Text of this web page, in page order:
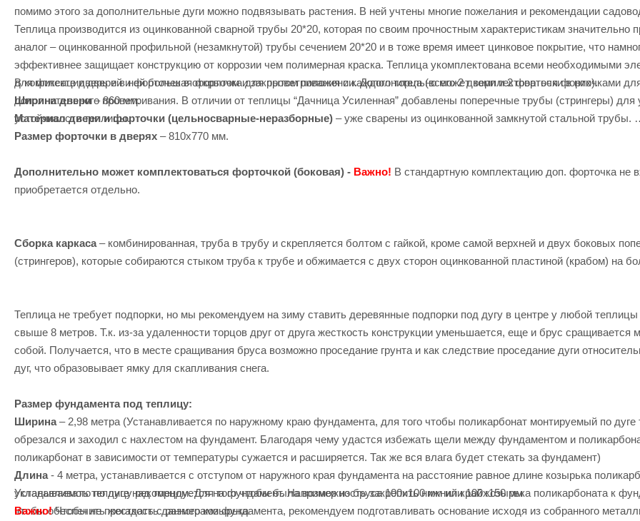
помимо этого за дополнительные дуги можно подвязывать растения. В ней учтены многие пожелания и рекомендации
Теплица производится из оцинкованной сварной трубы 20*20, которая по своим прочностным характеристикам значительно
аналог – оцинкованной профильной (незамкнутой) трубы сечением 20*20 и в тоже время имеет цинковое покрытие, что
эффективнее защищает конструкцию от коррозии чем полимерная краска. Теплица укомплектована всеми необходимыми
для фиксации дверей и форточек в открытом и закрытом положении. Дополнительно может комплектоваться форточками
дополнительного проветривания. В отличии от теплицы “Дачница Усиленная” добавлены поперечные трубы (стрингеры) для
устойчивости теплицы.
В комплекте дверь и в ней большая форточка для проветривания с каждого торца (всего 2 двери и 2 форточки в них).
Ширина двери– 860 мм.
Материал двери и форточки (цельносварные-неразборные) – уже сварены из оцинкованной замкнутой стальной трубы.
Размер форточки в дверях – 810х770 мм.
Дополнительно может комплектоваться форточкой (боковая) - Важно! В стандартную комплектацию доп. форточка не
приобретается отдельно.
Сборка каркаса – комбинированная, труба в трубу и скрепляется болтом с гайкой, кроме самой верхней и двух боковых
(стрингеров), которые собираются стыком труба к трубе и обжимается с двух сторон оцинкованной пластиной (крабом) на
Теплица не требует подпорки, но мы рекомендуем на зиму ставить деревянные подпорки под дугу в центре у любой
свыше 8 метров. Т.к. из-за удаленности торцов друг от друга жесткость конструкции уменьшается, еще и брус сращивается
собой. Получается, что в месте сращивания бруса возможно проседание грунта и как следствие проседание дуги
дуг, что образовывает ямку для скапливания снега.
Размер фундамента под теплицу:
Ширина– 2,98 метра (Устанавливается по наружному краю фундамента, для того чтобы поликарбонат монтируемый по
обрезался и заходил с нахлестом на фундамент. Благодаря чему удастся избежать щели между фундаментом и
поликарбонат в зависимости от температуры сужается и расширяется. Так же вся влага будет стекать за фундамент)
Длина- 4 метра, устанавливается с отступом от наружного края фундамента на расстояние равное длине козырька
укладываемого по дуге над торцом. Для того чтобы была возможность закрепить нижний край козырька поликарбоната к
чтобы обеспечить жесткость данного козырька
Устанавливать теплицу рекомендуется на фундамент. Например из бруса 100х100 мм или 100х150 мм
Важно!Чтобы не прогадать с размерами фундамента, рекомендуем подготавливать основание исходя из собранного